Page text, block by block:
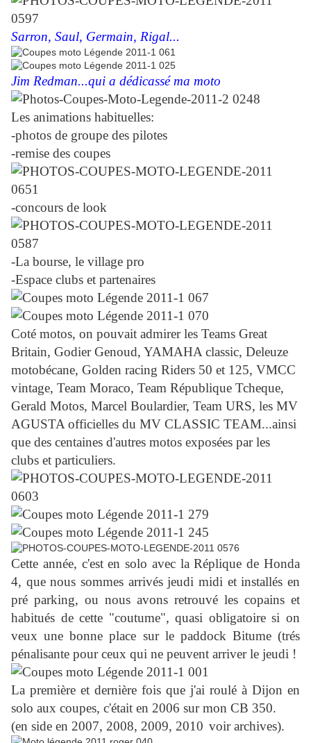
Sarron, Saul, Germain, Rigal...
Jim Redman...qui a dédicassé ma moto
Les animations habituelles:
-photos de groupe des pilotes
-remise des coupes
-concours de look
-La bourse, le village pro
-Espace clubs et partenaires
Coté motos, on pouvait admirer les Teams Great
Britain, Godier Genoud, YAMAHA classic, Deleuze
motobécane, Golden racing Riders 50 et 125, VMCC
vintage, Team Moraco, Team République Tcheque,
Gerald Motos, Marcel Boulardier, Team URS, les MV
AGUSTA officielles du MV CLASSIC TEAM...ainsi
que des centaines d'autres motos exposées par les
clubs et particuliers.
Cette année, c'est en solo avec la Réplique de Honda
4, que nous sommes arrivés jeudi midi et installés en
pré parking, ou nous avons retrouvé les copains et
habitués de cette "coutume", quasi obligatoire si on
veux une bonne place sur le paddock Bitume (trés
pénalisante pour ceux qui ne peuvent arriver le jeudi !
La première et dernière fois que j'ai roulé à Dijon en
solo aux coupes, c'était en 2006 sur mon CB 350.
(en side en 2007, 2008, 2009, 2010 voir archives).